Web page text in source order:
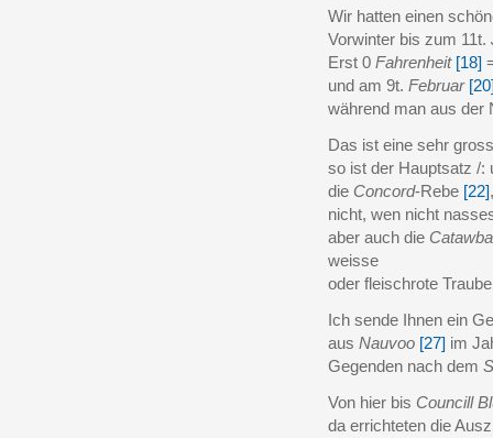
Wir hatten einen
Vorwinter bis zum 11t.
Erst 0 Fahrenheit [18]
und am 9t. Februar
während man aus der
Das ist eine sehr
so ist der Hauptsatz /:
die Concord-Rebe [22]
nicht, wen nicht
aber auch die Catawba
weisse
oder fleischrote
Ich sende Ihnen ein
aus Nauvoo [27] im
Gegenden nach dem
Von hier bis Councill
da errichteten die